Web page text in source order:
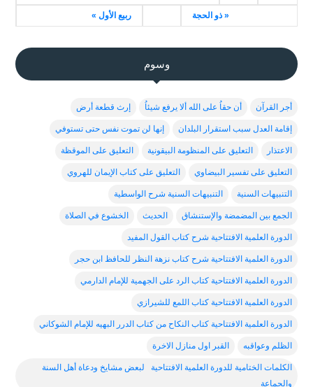
« ذو الحجة ربيع الأول »
وسوم
أجر القرآن أن حقاُ على الله ألا يرفع شيئاُ إرث قطعة أرض
إقامة العدل سبب استقرار البلدان إنها لن تموت نفس حتى تستوفي
الاعتذار التعليق على المنظومة البيقونية التعليق على الموقظة
التعليق على تفسير البيضاوي التعليق على كتاب الإيمان للهروي
التنبيهات السنية التنبيهات السنية شرح الواسطية
الجمع بين المضمضة والإستنشاق الحديث الخشوع في الصلاة
الدورة العلمية الافتتاحية شرح كتاب القول المفيد
الدورة العلمية الافتتاحية شرح كتاب نزهة النظر للحافظ ابن حجر
الدورة العلمية الافتتاحية كتاب الرد على الجهمية للإمام الدارمي
الدورة العلمية الافتتاحية كتاب اللمع للشيرازي
الدورة العلمية الافتتاحية كتاب النكاح من كتاب الدرر البهيه للإمام الشوكاني
الظلم وعواقبه القبر اول منازل الاخرة
الكلمات الختامية للدورة العلمية الافتتاحية لبعض مشايخ ودعاة أهل السنة
والجماعة